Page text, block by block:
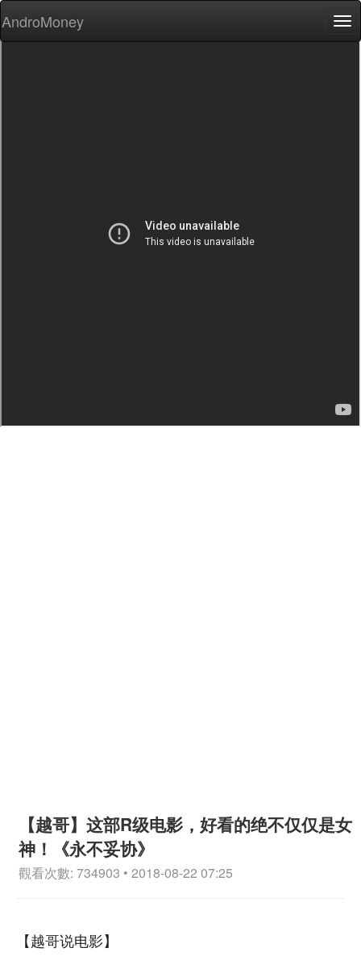
AndroMoney
【越哥】这部R级电影，好看的绝不仅仅是女
神！《永不妥协》
觀看次數: 734903 • 2018-08-22 07:25
【越哥说电影】